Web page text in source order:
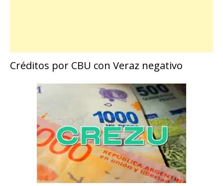
Créditos por CBU con Veraz negativo